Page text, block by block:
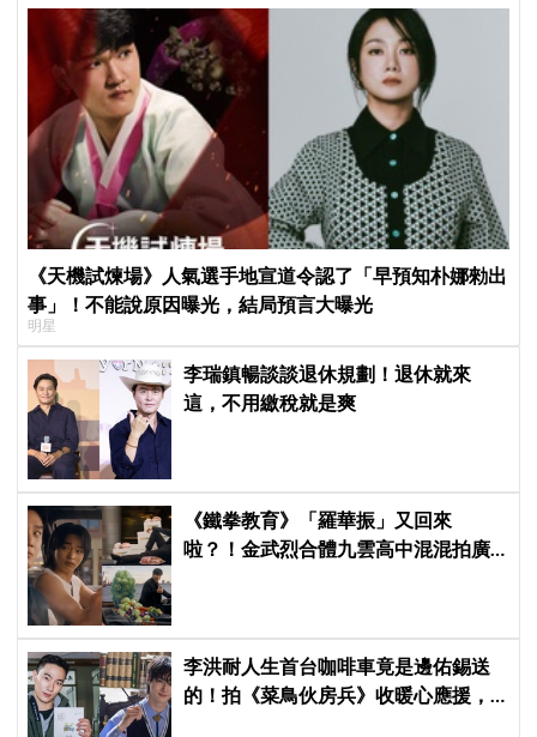
《天機試煉場》人氣選手地宣道令認了「早預知朴娜勑出
事」！不能說原因曝光，結局預言大曝光
明星
李瑞鎮暢談談退休規劃！退休就來
這，不用繳稅就是爽
《鐵拳教育》「羅華振」又回來
啦？！金武烈合體九雲高中混混拍廣
李洪耐人生首台咖啡車竟是邊佑錫送
的！拍《菜鳥伙房兵》收暖心應援，